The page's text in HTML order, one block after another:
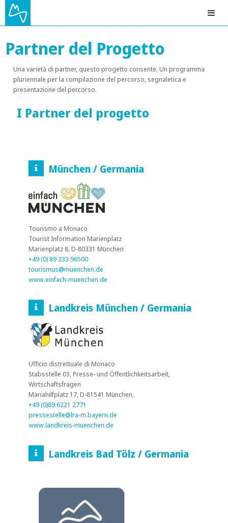
Partner del Progetto
Una varietà di partner, questo progetto consente. Un programma
pluriennale per la compilazione del percorso, segnaletica e
presentazione del percorso.
I Partner del progetto
München / Germania
Tourismo a Monaco
Tourist Information Marienplatz
Marienplatz 8, D-80331 München
+49 (0) 89 233 96500
tourismus@muenchen.de
www.einfach-muenchen.de
Landkreis München / Germania
Ufficio distrettuale di Monaco
Stabsstelle 03, Presse- und Öffentlichkeitsarbeit,
Wirtschaftsfragen
Mariahilfplatz 17, D-81541 München,
+49 (0)89 6221 2771
pressestelle@lra-m.bayern.de
www.landkreis-muenchen.de
Landkreis Bad Tölz / Germania